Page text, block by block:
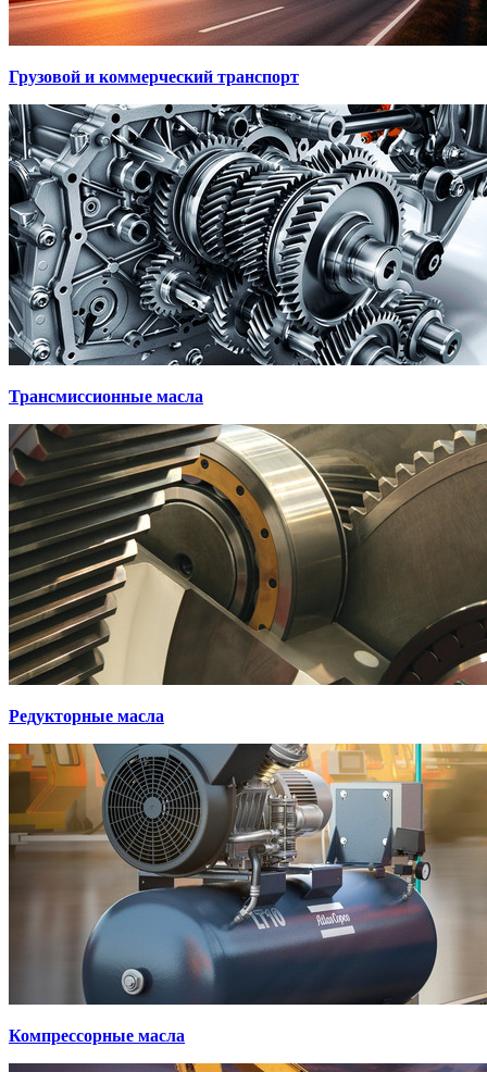
Грузовой и коммерческий транспорт
Трансмиссионные масла
Редукторные масла
Компрессорные масла